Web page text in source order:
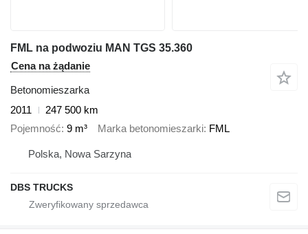
FML na podwoziu MAN TGS 35.360
Cena na żądanie
Betonomieszarka
2011
247 500 km
Pojemność 9 m³ Marka betonomieszarki FML
Polska, Nowa Sarzyna
DBS TRUCKS